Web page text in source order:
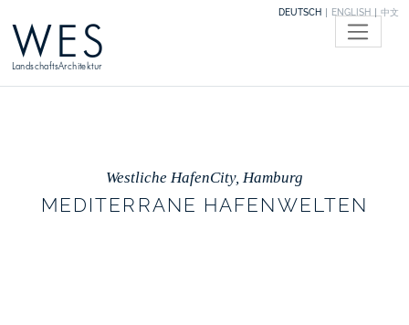
DEUTSCH ENGLISH 中文
WES
LandschaftsArchitektur
Westliche HafenCity, Hamburg
MEDITERRANE HAFENWELTEN